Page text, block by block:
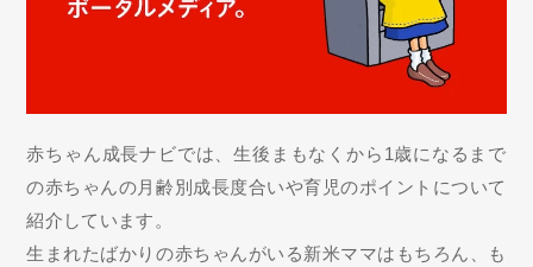
赤ちゃん成長ナビでは、生後まもなくから1歳になるまで
の赤ちゃんの月齢別成長度合いや育児のポイントについて
紹介しています。
生まれたばかりの赤ちゃんがいる新米ママはもちろん、も